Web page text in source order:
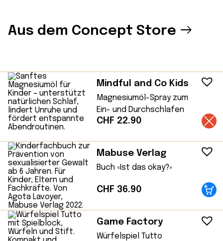
Aus dem Concept Store
Mindful and Co Kids
Magnesiumöl-Spray zum
Ein- und Durchschlafen
CHF 22.90
Mabuse Verlag
Buch «Ist das okay?»
CHF 36.90
Game Factory
Würfelspiel Tutto